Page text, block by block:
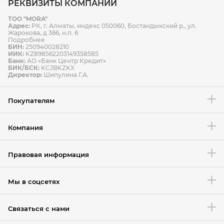
Способы оплаты Способы доставки
Условия возврата товара
РЕКВИЗИТЫ КОМПАНИИ
ТОО "MORA"
Адрес: РК, г. Алматы, индекс 050060, Бостандыкский р., ул.
Жарокова, д 366, н.п. 6
Подробнее
БИН: 250940028210
ИИК: KZ898562203149358585
Банк: АО «Банк Центр Кредит»
БИК/БСК: KCJBKZKX
Директор: Шипулина Г.А.
Покупателям
Компания
Правовая информация
Мы в соцсетях
Связаться с нами